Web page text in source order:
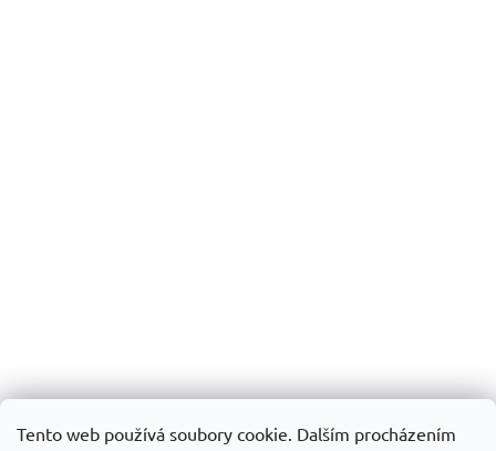
Tento web používá soubory cookie. Dalším procházením